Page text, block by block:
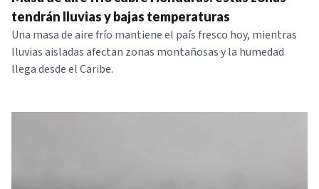
NOTICIAS
SERIES
tendrán lluvias y bajas temperaturas
Una masa de aire frío mantiene el país fresco hoy, mientras
lluvias aisladas afectan zonas montañosas y la humedad
llega desde el Caribe.